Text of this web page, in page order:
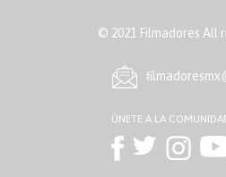
© 2021 Filmadores All
ÚNETE A LA